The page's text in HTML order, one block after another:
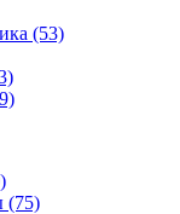
(53)
(75)